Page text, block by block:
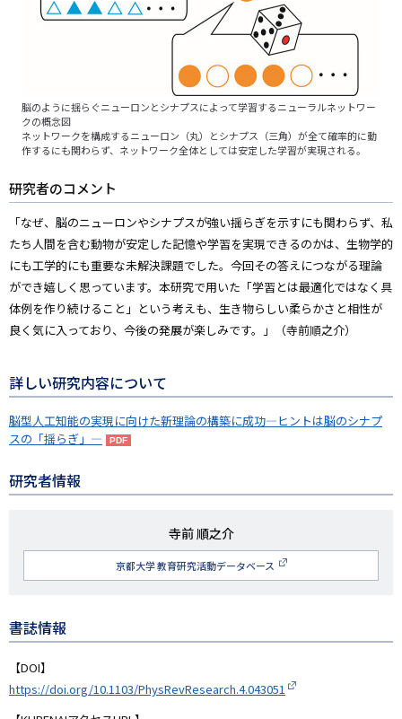
脳のように揺らぐニューロンとシナプスによって学習するニューラルネットワー
クの概念図
ネットワークを構成するニューロン（丸）とシナプス（三角）が全て確率的に動
作するにも関わらず、ネットワーク全体としては安定した学習が実現される。
研究者のコメント
「なぜ、脳のニューロンやシナプスが強い揺らぎを示すにも関わらず、私
たち人間を含む動物が安定した記憶や学習を実現できるのかは、生物学的
にも工学的にも重要な未解決課題でした。今回その答えにつながる理論
ができ嬉しく思っています。本研究で用いた「学習とは最適化ではなく具
体例を作り続けること」という考えも、生き物らしい柔らかさと相性が
良く気に入っており、今後の発展が楽しみです。」（寺前順之介）
詳しい研究内容について
脳型人工知能の実現に向けた新理論の構築に成功―ヒントは脳のシナプ
スの「揺らぎ」―
研究者情報
研
究
者
寺前 順之介
京都大学 教育研究活動データベース
書誌情報
【DOI】
https://doi.org/10.1103/PhysRevResearch.4.043051